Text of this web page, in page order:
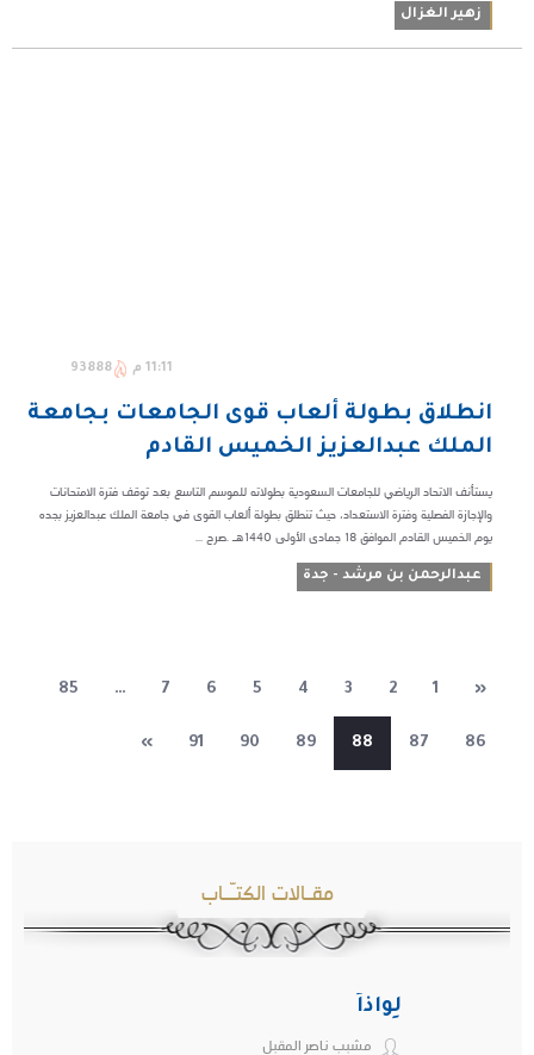
زهير الغزال
11:11 م 93888
انطلاق بطولة ألعاب قوى الجامعات بجامعة
الملك عبدالعزيز الخميس القادم
يستأنف الاتحاد الرياضي للجامعات السعودية بطولاته للموسم التاسع بعد توقف فترة الامتحانات
والإجازة الفصلية وفترة الاستعداد، حيث تنطلق بطولة ألعاب القوى في جامعة الملك عبدالعزيز بجده
يوم الخميس القادم الموافق 18 جمادى الأولى 1440هـ .صرح ...
عبدالرحمن بن مرشد - جدة
«
1
2
3
4
5
6
7
…
85
86
87
88
89
90
91
»
مقـالات الكتـّـاب
لِواذاً
مشبب ناصر المقبل